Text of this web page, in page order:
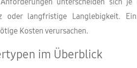
unterscheiden sich
langfristige Langlebigkeit.
Kosten verursachen.
im Überblick